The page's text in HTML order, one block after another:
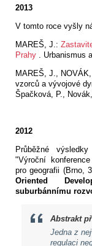
2013
V tomto roce vyšly
MAREŠ, J.:
Prahy . Urbanismus
MAREŠ, J.,
vzorců a vývojové
Špačková, P.,
2012
Průběžné
"Výroční
pro geografii (Brno,
Oriented
suburbánnímu
Abstrakt
Jedna z
regulaci